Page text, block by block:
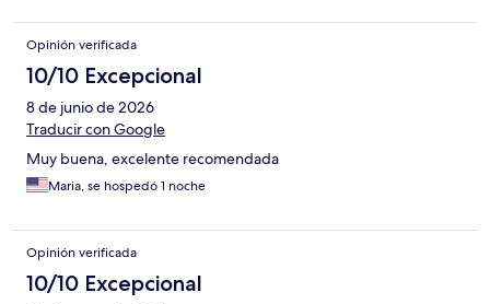
Opinión verificada
10/10 Excepcional
8 de junio de 2026
Traducir con Google
Muy buena, excelente recomendada
Maria, se hospedó 1 noche
Opinión verificada
10/10 Excepcional